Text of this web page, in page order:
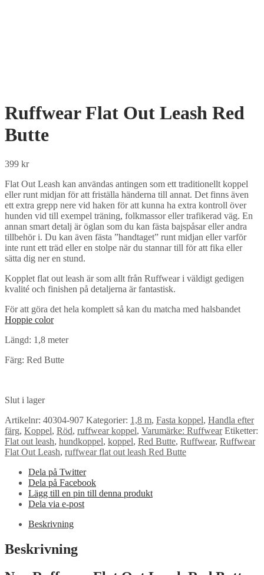
Ruffwear Flat Out Leash Red
Butte
399 kr
Flat Out Leash kan användas antingen som ett traditionellt koppel
eller runt midjan för att friställa händerna till annat. Det finns även
ett extra grepp nere vid haken för att kunna ha extra kontroll över
hunden vid till exempel träning, folkmassor eller trafikerad väg. En
annan smart detalj är öglan som du kan fästa bajspåsar eller andra
tillbehör i. Du kan även fästa ”handtaget” runt midjan eller varför
inte runt ett träd eller en stolpe när du stannar till för att fika eller
sätta dig ner en stund.
Kopplet flat out leash är som allt från Ruffwear i väldigt gedigen
kvalité och finishen på detaljerna är fantastisk.
För att göra det hela komplett så kan du matcha med halsbandet
Hoppie color
Längd: 1,8 meter
Färg: Red Butte
Slut i lager
Artikelnr: 40304-907 Kategorier: 1,8 m, Fasta koppel, Handla efter
färg, Koppel, Röd, ruffwear koppel, Varumärke: Ruffwear Etiketter:
Flat out leash, hundkoppel, koppel, Red Butte, Ruffwear, Ruffwear
Flat Out Leash, ruffwear flat out leash Red Butte
Dela på Twitter
Dela på Facebook
Lägg till en pin till denna produkt
Dela via e-post
Beskrivning
Beskrivning